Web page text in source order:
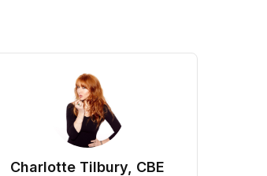
Charlotte Tilbury, CBE